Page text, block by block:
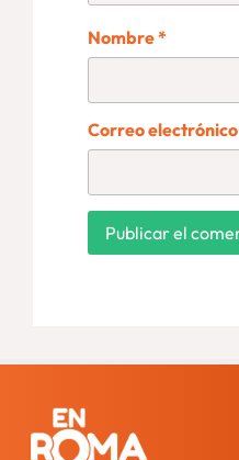
Nombre*
Correo electrónico